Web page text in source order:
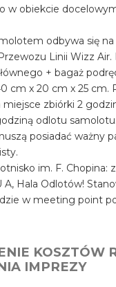
w obiekcie
odbywa się
Linii Wizz
+ bagaż
cm x 20 cm x 25 cm.
miejsce zbiórki 2
odlotu
posiadać ważny
im. F. Chopina:
A, Hala Odlotów!
w meeting point
KOSZTÓW
IMPREZY